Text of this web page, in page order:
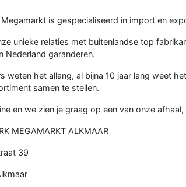
is gespecialiseerd in import en
unieke relaties met buitenlandse top
Nederland garanderen.
weten het allang, al bijna 10 jaar lang weet
samen te stellen.
en we zien je graag op een van onze
MEGAMARKT ALKMAAR
39